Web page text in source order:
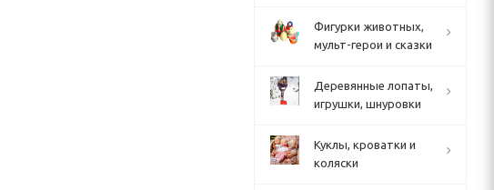
Фигурки животных,
мульт-герои и сказки
Деревянные лопаты,
игрушки, шнуровки
Куклы, кроватки и
коляски